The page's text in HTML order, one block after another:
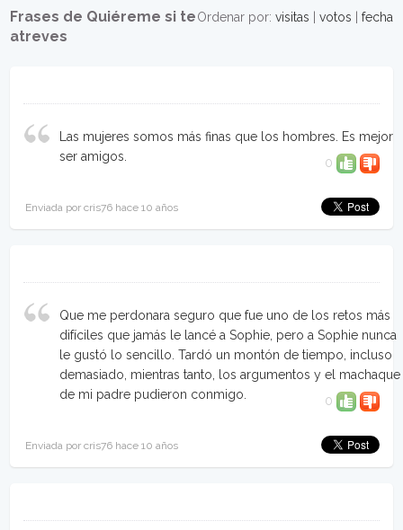
Ordenar por: visitas votos fecha
Frases de Quiéreme si te
atreves
Las mujeres somos más finas que los hombres. Es mejor
ser amigos.
0
Enviada por cris76 hace 10 años
Que me perdonara seguro que fue uno de los retos más
difíciles que jamás le lancé a Sophie, pero a Sophie nunca
le gustó lo sencillo. Tardó un montón de tiempo, incluso
demasiado, mientras tanto, los argumentos y el machaque
de mi padre pudieron conmigo.
0
Enviada por cris76 hace 10 años